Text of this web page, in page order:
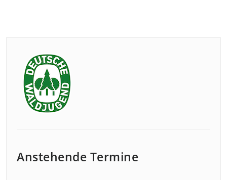
Anstehende Termine